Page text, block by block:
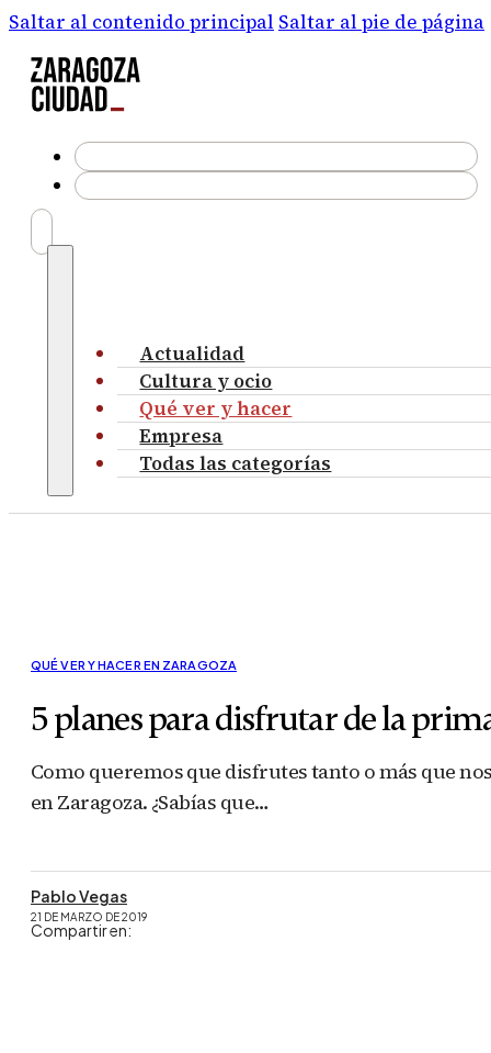
Saltar al contenido principal Saltar al pie de página
Actualidad
Cultura y ocio
Qué ver y hacer
Empresa
Todas las categorías
QUÉ VER Y HACER EN ZARAGOZA
5 planes para disfrutar de la
Como queremos que disfrutes tanto o más que
en Zaragoza. ¿Sabías que…
Pablo Vegas
21 DE MARZO DE 2019
Compartir en: